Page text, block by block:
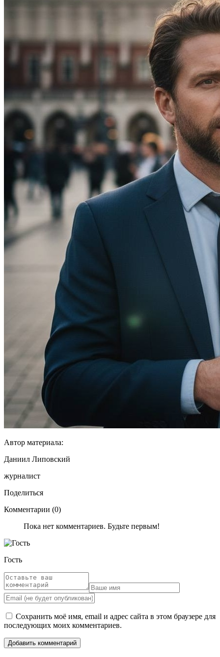
Автор материала:
Даниил Липовский
журналист
Поделиться
Комментарии (0)
Пока нет комментариев. Будьте первым!
Гость
Сохранить моё имя, email и адрес сайта в этом браузере для
последующих моих комментариев.